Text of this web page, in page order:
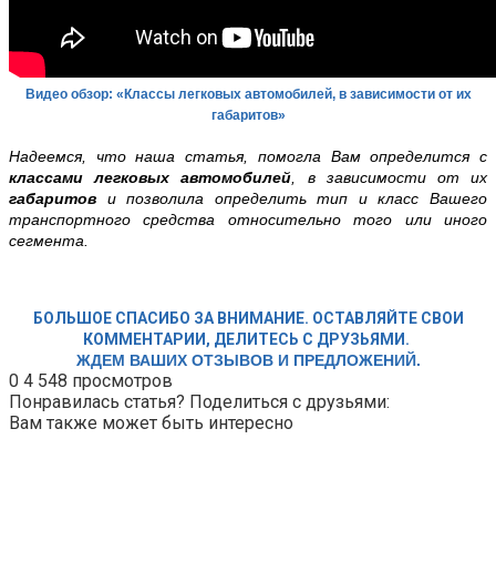
Видео обзор: «Классы легковых автомобилей, в зависимости от их
габаритов»
Надеемся, что наша статья, помогла Вам определится с
классами легковых автомобилей , в зависимости от их
габаритов и позволила определить тип и класс Вашего
транспортного средства относительно того или иного
сегмента.
БОЛЬШОЕ СПАСИБО ЗА ВНИМАНИЕ. ОСТАВЛЯЙТЕ СВОИ
КОММЕНТАРИИ, ДЕЛИТЕСЬ С ДРУЗЬЯМИ.
ЖДЕМ ВАШИХ ОТЗЫВОВ И ПРЕДЛОЖЕНИЙ.
0 4 548 просмотров
Понравилась статья? Поделиться с друзьями:
Вам также может быть интересно